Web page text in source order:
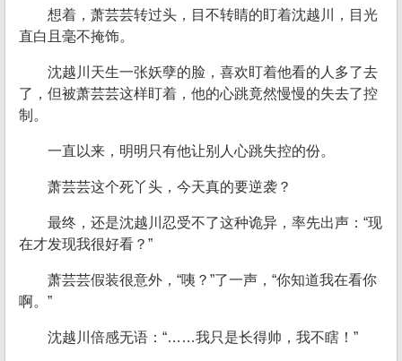
想着，萧芸芸转过头，目不转睛的盯着沈越川，目光
直白且毫不掩饰。
沈越川天生一张妖孽的脸，喜欢盯着他看的人多了去
了，但被萧芸芸这样盯着，他的心跳竟然慢慢的失去了控
制。
一直以来，明明只有他让别人心跳失控的份。
萧芸芸这个死丫头，今天真的要逆袭？
最终，还是沈越川忍受不了这种诡异，率先出声：“现
在才发现我很好看？”
萧芸芸假装很意外，“咦？”了一声，“你知道我在看你
啊。”
沈越川倍感无语：“……我只是长得帅，我不瞎！”